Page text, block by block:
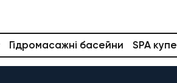
Гідромасажні басейни SPA